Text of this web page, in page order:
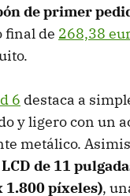
de primer
final de 268,38
6 destaca a
y ligero con un
metálico.
de 11
1.800 píxeles),